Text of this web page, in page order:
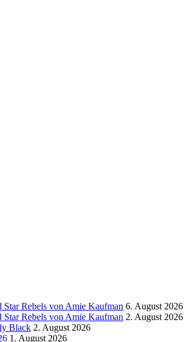
Star Rebels von Amie Kaufman 6. August 2026
Star Rebels von Amie Kaufman 2. August 2026
Black 2. August 2026
1. August 2026